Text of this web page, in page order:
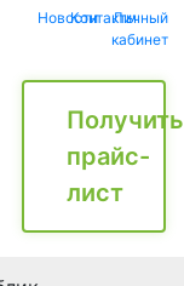
НовостиКонтактыЛичный
кабинет
Получить
прайс-
лист